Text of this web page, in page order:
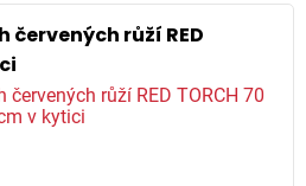
růží RED